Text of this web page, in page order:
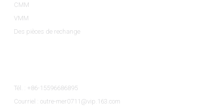
CMM
VMM
Des pièces de rechange
Tél. : +86-15596686895
Courriel : outre-mer0711@vip.163.com